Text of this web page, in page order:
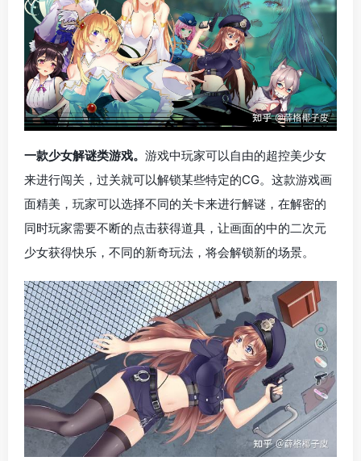
一款少女解谜类游戏。 游戏中玩家可以自由的超控美少女
来进行闯关，过关就可以解锁某些特定的CG。这款游戏画
面精美，玩家可以选择不同的关卡来进行解谜，在解密的
同时玩家需要不断的点击获得道具，让画面的中的二次元
少女获得快乐，不同的新奇玩法，将会解锁新的场景。